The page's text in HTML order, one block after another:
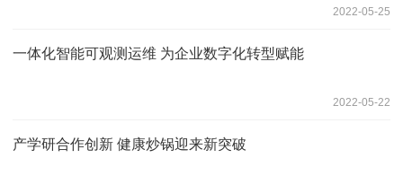
2022-05-25
一体化智能可观测运维 为企业数字化转型赋能
2022-05-22
产学研合作创新 健康炒锅迎来新突破